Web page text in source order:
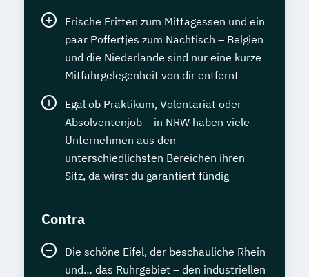
Frische Fritten zum Mittagessen und ein
paar Poffertjes zum Nachtisch – Belgien
und die Niederlande sind nur eine kurze
Mitfahrgelegenheit von dir entfernt
Egal ob Praktikum, Volontariat oder
Absolventenjob – in NRW haben viele
Unternehmen aus den
unterschiedlichsten Bereichen ihren
Sitz, da wirst du garantiert fündig
Contra
Die schöne Eifel, der beschauliche Rhein
und… das Ruhrgebiet – den industriellen